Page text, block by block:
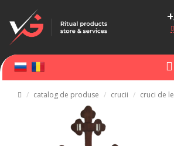
catalog de produse crucii cruci de